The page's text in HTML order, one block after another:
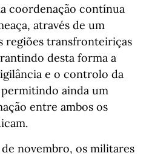
coordenação contínua
através de um
regiões transfronteiriças
desta forma a
e o controlo da
ainda um
entre ambos os
novembro, os militares